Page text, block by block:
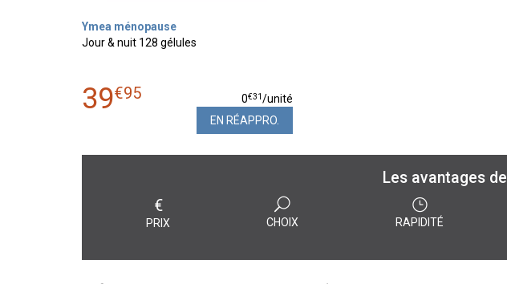
Ymea ménopause
Jour & nuit 128 gélules
39€95 0€31/unité
EN RÉAPPRO.
Les avantages de
€
PRIX CHOIX RAPIDITÉ